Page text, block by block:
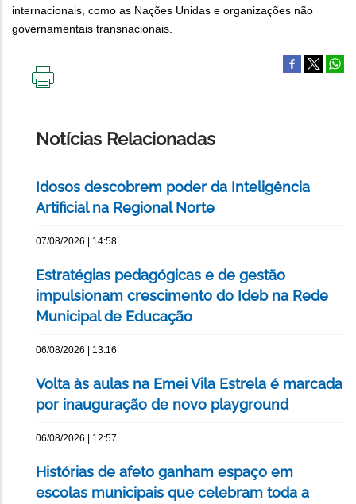
internacionais, como as Nações Unidas e organizações não
governamentais transnacionais.
Notícias Relacionadas
Idosos descobrem poder da Inteligência
Artificial na Regional Norte
07/08/2026 | 14:58
Estratégias pedagógicas e de gestão
impulsionam crescimento do Ideb na Rede
Municipal de Educação
06/08/2026 | 13:16
Volta às aulas na Emei Vila Estrela é marcada
por inauguração de novo playground
06/08/2026 | 12:57
Histórias de afeto ganham espaço em
escolas municipais que celebram toda a